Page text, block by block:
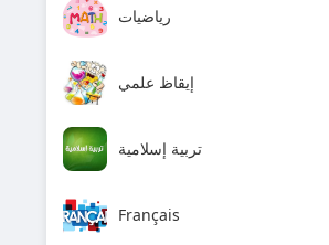
رياضيات
إيقاظ علمي
تربية إسلامية
Français